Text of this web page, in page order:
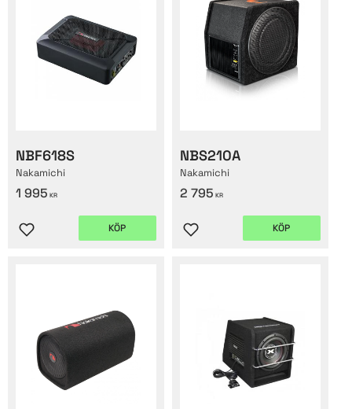
NBF618S
Nakamichi
1 995 KR
Lägg till i favoriter
KÖP
NBS210A
Nakamichi
2 795 KR
Lägg till i favoriter
KÖP